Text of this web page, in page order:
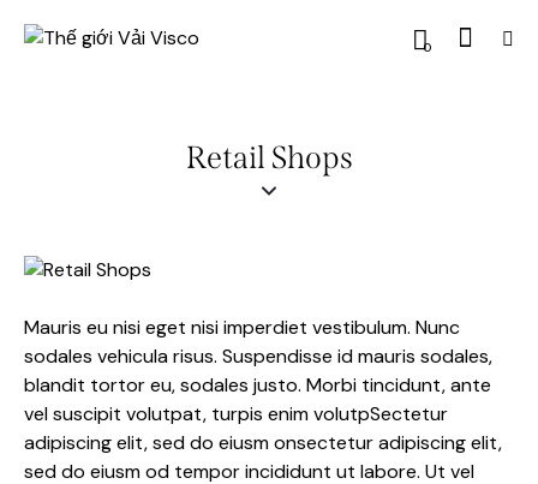
0
Retail Shops
Mauris eu nisi eget nisi imperdiet vestibulum. Nunc
sodales vehicula risus. Suspendisse id mauris sodales,
blandit tortor eu, sodales justo. Morbi tincidunt, ante
vel suscipit volutpat, turpis enim volutpSectetur
adipiscing elit, sed do eiusm onsectetur adipiscing elit,
sed do eiusm od tempor incididunt ut labore. Ut vel